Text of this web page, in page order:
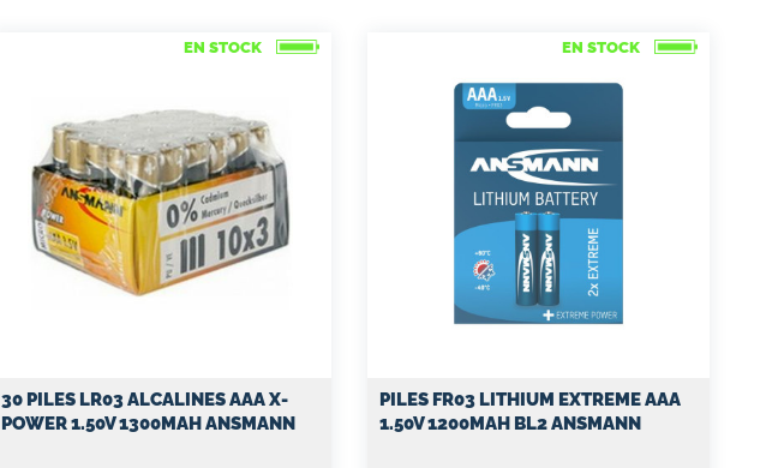
EN STOCK
30 PILES LR03 ALCALINES AAA X-
POWER 1.50V 1300MAH ANSMANN
EN STOCK
PILES FR03 LITHIUM EXTREME AAA
1.50V 1200MAH BL2 ANSMANN